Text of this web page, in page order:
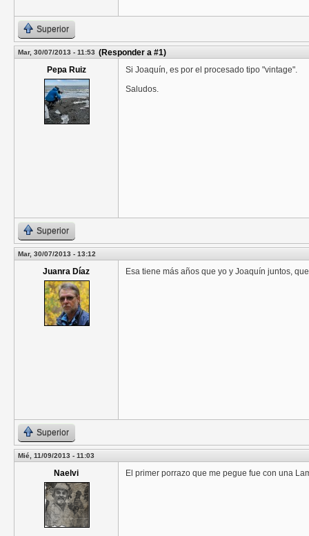
Superior
Mar, 30/07/2013 - 11:53 (Responder a #1)
Pepa Ruiz
Si Joaquín, es por el procesado tipo "vintage".
Saludos.
Superior
Mar, 30/07/2013 - 13:12
Juanra Díaz Esa tiene más años que yo y Joaquín juntos,
Superior
Mié, 11/09/2013 - 11:03
Naelvi El primer porrazo que me pegue fue con una